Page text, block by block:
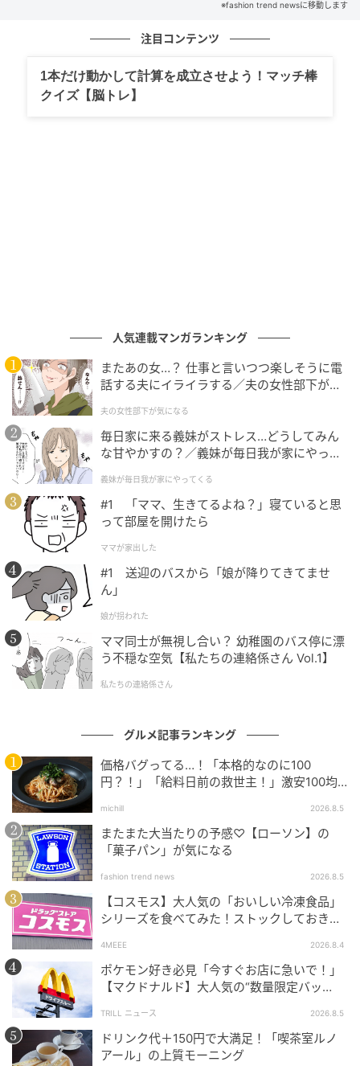
な層になっていて、クリーム部分にはメロンゼリーと
メロン果肉が入っています。上から下までメロンづく
しのスイーツ。季節限定販売で、価格は¥648（税込）
です。
手土産にちょうどいい
出典：Instagram
ちょっとした手土産や差し入れに重宝しそうなこちら
は、季節限定で販売されている「北海道産小豆と抹茶
のふんわりロール」です。国産抹茶を使った生地で抹
茶ホイップクリームと粒あんを巻いた和スイーツ。
@masaki_19740913さんいわく「粒あんがちょうどい
いアクセント」になっているそう。¥194（税込）とお
手頃価格で、個包装なのもうれしいポイントです。
※fashion trend newsに移動します
注目コンテンツ
1本だけ動かして計算を成立させよう！マッチ棒
クイズ【脳トレ】
人気連載マンガランキング
またあの女…？ 仕事と言いつつ楽しそうに電
話する夫にイライラする／夫の女性部下が気
夫の女性部下が気になる
毎日家に来る義妹がストレス…どうしてみん
な甘やかすの？／義妹が毎日我が家にやって
が】
義妹が毎日我が家にやってくる
#1 「ママ、生きてるよね？」寝ていると思
って部屋を開けたら
ママが家出した
#1 送迎のバスから「娘が降りてきてませ
ん」
娘が拐われた
ママ同士が無視し合い？ 幼稚園のバス停に漂
う不穏な空気【私たちの連絡係さん Vol.1】
私たちの連絡係さん
グルメ記事ランキング
価格バグってる…！「本格的なのに100
円？！」「給料日前の救世主！」激安100均
michill 2026.8.5
またまた大当たりの予感♡【ローソン】の
「菓子パン」が気になる
fashion trend news 2026.8.5
【コスモス】大人気の「おいしい冷凍食品」
シリーズを食べてみた！ストックしておきた
4MEEE 2026.8.4
ポケモン好き必見「今すぐお店に急いで！」
【マクドナルド】大人気の“数量限定バッ
も…！？
TRILL ニュース 2026.8.5
ドリンク代＋150円で大満足！「喫茶室ルノ
アール」の上質モーニング